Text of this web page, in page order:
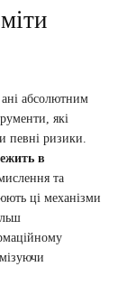
абсолютним
які
певні ризики.
в
та
ці механізми